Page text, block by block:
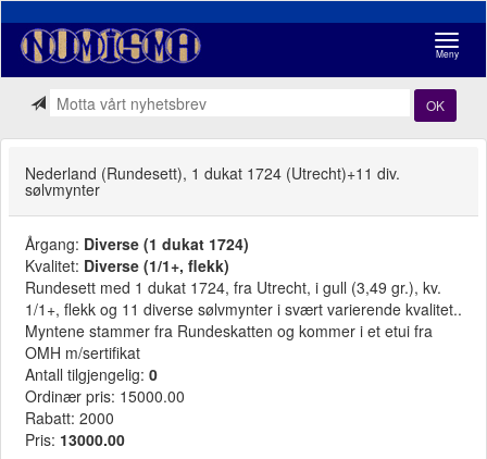
Meny
OK
Nederland (Rundesett), 1 dukat 1724 (Utrecht)+11 div.
sølvmynter
Årgang: Diverse (1 dukat 1724)
Kvalitet: Diverse (1/1+, flekk)
Rundesett med 1 dukat 1724, fra Utrecht, i gull (3,49 gr.), kv.
1/1+, flekk og 11 diverse sølvmynter i svært varierende kvalitet..
Myntene stammer fra Rundeskatten og kommer i et etui fra
OMH m/sertifikat
Antall tilgjengelig: 0
Ordinær pris: 15000.00
Rabatt: 2000
Pris: 13000.00